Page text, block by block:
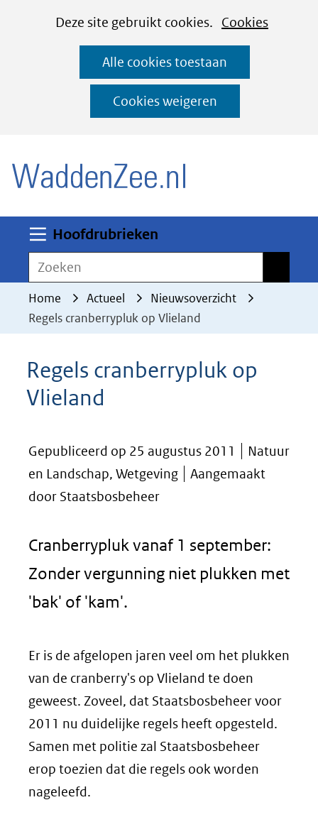
CookiesDeze site gebruikt cookies. Cookies
deze
worden
toegestaan
geweigerd.
Alle cookies toestaan
Cookies weigeren
Ga
naar
de
inhoud
Hoofdrubrieken
Zoeken
Home Actueel
Nieuwsoverzicht
Regels cranberrypluk op Vlieland
Regels cranberrypluk op
Vlieland
Gepubliceerd op 25 augustus 2011
Natuur
en Landschap, Wetgeving
Aangemaakt
door Staatsbosbeheer
Cranberrypluk vanaf 1 september:
Zonder vergunning niet plukken met
'bak' of 'kam'.
Er is de afgelopen jaren veel om het plukken
van de cranberry's op Vlieland te doen
geweest. Zoveel, dat Staatsbosbeheer voor
2011 nu duidelijke regels heeft opgesteld.
Samen met politie zal Staatsbosbeheer
erop toezien dat die regels ook worden
nageleefd.